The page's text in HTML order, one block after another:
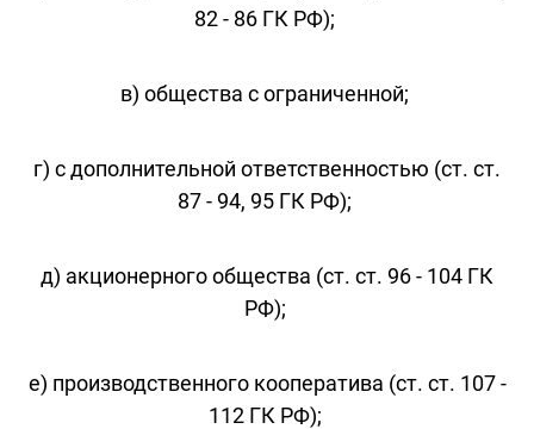
82 - 86 ГК РФ);
в) общества с ограниченной;
г) с дополнительной ответственностью (ст. ст.
87 - 94, 95 ГК РФ);
д) акционерного общества (ст. ст. 96 - 104 ГК
РФ);
е) производственного кооператива (ст. ст. 107 -
112 ГК РФ);